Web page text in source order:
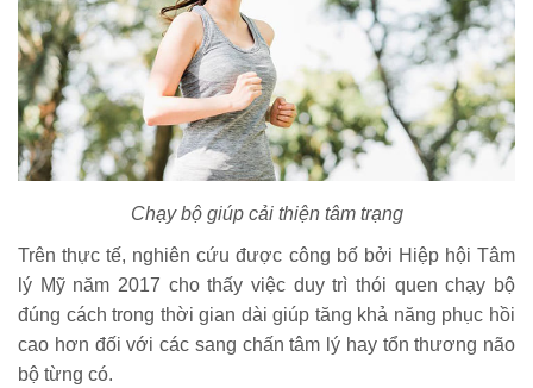
Chạy bộ giúp cải thiện tâm trạng
Trên thực tế, nghiên cứu được công bố bởi Hiệp hội Tâm
lý Mỹ năm 2017 cho thấy việc duy trì thói quen chạy bộ
đúng cách trong thời gian dài giúp tăng khả năng phục hồi
cao hơn đối với các sang chấn tâm lý hay tổn thương não
bộ từng có.